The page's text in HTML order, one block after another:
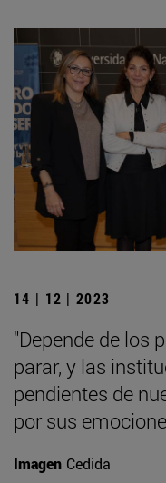
14 | 12 | 2023
"Depende de los
parar, y las
pendientes de
por sus
Imagen Cedida